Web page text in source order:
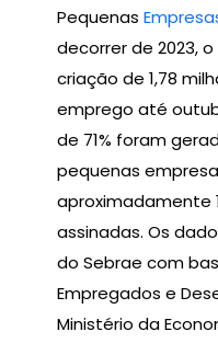
Pequenas
decorrer de 2023,
criação de 1,78
emprego até
de 71% foram
pequenas
aproximadamente
assinadas. Os
do Sebrae com
Empregados e
Ministério da